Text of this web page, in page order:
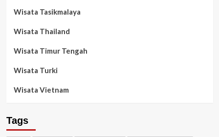
Wisata Tasikmalaya
Wisata Thailand
Wisata Timur Tengah
Wisata Turki
Wisata Vietnam
Tags